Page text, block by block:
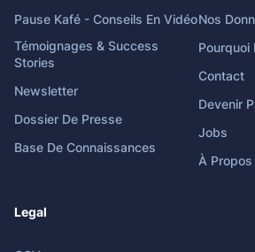
Pause Kafé - Conseils En Vidéo
Témoignages & Success
Stories
Newsletter
Dossier De Presse
Base De Connaissances
Nos
Pourquoi
Contact
Devenir
Jobs
À Propos
Legal